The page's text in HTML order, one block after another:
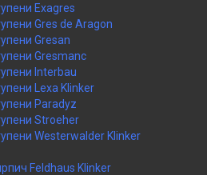
Exagres
Gres de Aragon
Gresan
Gresmanc
Interbau
Lexa Klinker
Paradyz
Stroeher
Westerwalder Klinker
Feldhaus Klinker